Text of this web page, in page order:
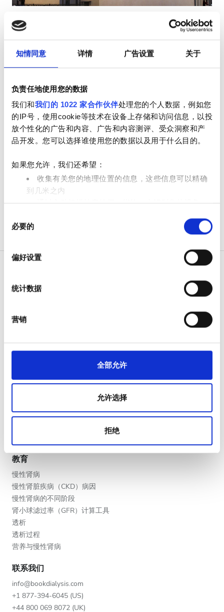
知情同意 详情 广告设置 关于
负责任地使用您的数据
我们和我们的 1022 家合作伙伴处理您的个人数据，例如您
的IP号，使用cookie等技术在设备上存储和访问信息，以投
放个性化的广告和内容、广告和内容测评、受众洞察和产
品开发。您可以选择谁使用您的数据以及用于什么目的。
如果您允许，我们还希望：
收集有关您的地理位置的信息，这些信息可以精确
到几米之内
通过主动扫描特定特征（指纹）来识别您的设备
查找有关您的个人数据如何处理的更多信息，
并设置您的首选项。您可随时从Cookie声明中更改或撤回
我们使用 Cookie 来制作贴合用户需求的内容与广告、提供
体、广告和分析合作伙伴分享您对我们网站的使用情况，
择
必要的
偏好设置
统计数据
营销
全部允许
允许选择
拒绝
设施
小吃
免费WiFi
电视屏幕
免费停车
0 - 100 欧元
100 - 200 欧元
300+ 欧元
上午
深夜
评分
好
非常好
优秀
Diaverum Plungė
普伦盖, 立陶宛
0.82 距离市中心公里数
每次治疗
透析HD €233.28
透析HDF €233.28
预订
如何运作
团体咨询
旅行透析博客
医疗服务提供者
将您的诊所列入名单
教育
慢性肾病
慢性肾脏疾病（CKD）病因
慢性肾病的不同阶段
肾小球滤过率（GFR）计算工具
透析
透析过程
营养与慢性肾病
联系我们
info@bookdialysis.com
+1 877-394-6045 (US)
+44 800 069 8072 (UK)